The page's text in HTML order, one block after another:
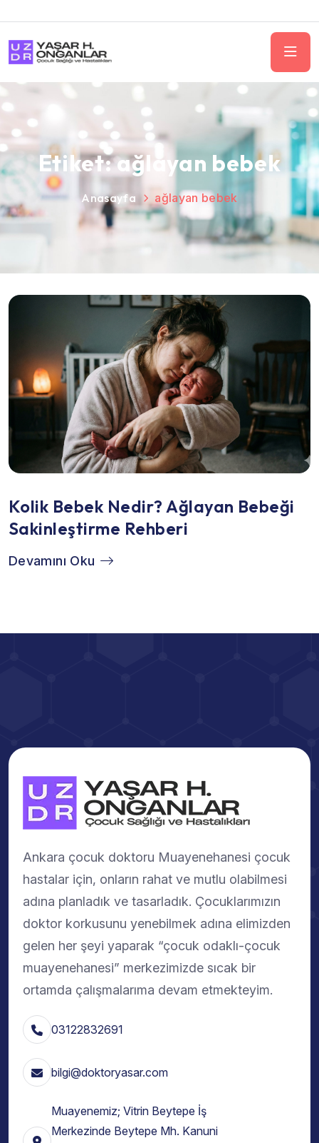
Etiket:ağlayan bebek
Anasayfa ağlayan bebek
Kolik Bebek Nedir? Ağlayan Bebeği
Sakinleştirme Rehberi
Devamını Oku
Ankara çocuk doktoru Muayenehanesi çocuk
hastalar için, onların rahat ve mutlu olabilmesi
adına planladık ve tasarladık. Çocuklarımızın
doktor korkusunu yenebilmek adına elimizden
gelen her şeyi yaparak “çocuk odaklı-çocuk
muayenehanesi” merkezimizde sıcak bir
ortamda çalışmalarıma devam etmekteyim.
03122832691
bilgi@doktoryasar.com
Muayenemiz; Vitrin Beytepe İş
Merkezinde Beytepe Mh. Kanuni